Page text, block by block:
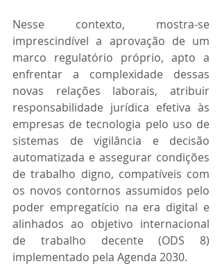
Nesse contexto, mostra-se
imprescindível a aprovação de um
marco regulatório próprio, apto a
enfrentar a complexidade dessas
novas relações laborais, atribuir
responsabilidade jurídica efetiva às
empresas de tecnologia pelo uso de
sistemas de vigilância e decisão
automatizada e assegurar condições
de trabalho digno, compatíveis com
os novos contornos assumidos pelo
poder empregatício na era digital e
alinhados ao objetivo internacional
de trabalho decente (ODS 8)
implementado pela Agenda 2030.